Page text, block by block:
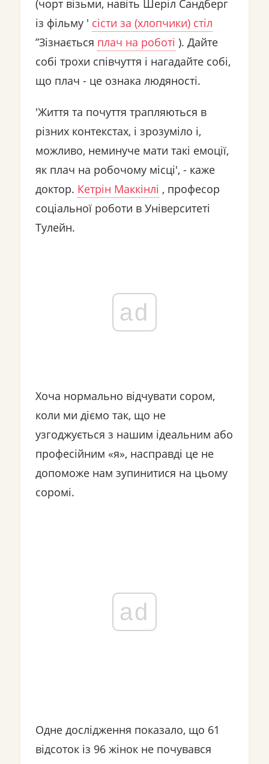
(чорт візьми, навіть Шеріл Сандберг
із фільму ' сісти за (хлопчики) стіл
”Зізнається плач на роботі ). Дайте
собі трохи співчуття і нагадайте собі,
що плач - це ознака людяності.
'Життя та почуття трапляються в
різних контекстах, і зрозуміло і,
можливо, неминуче мати такі емоції,
як плач на робочому місці', - каже
доктор. Кетрін Маккінлі , професор
соціальної роботи в Університеті
Тулейн.
ad
Хоча нормально відчувати сором,
коли ми діємо так, що не
узгоджується з нашим ідеальним або
професійним «я», насправді це не
допоможе нам зупинитися на цьому
соромі.
ad
Одне дослідження показало, що 61
відсоток із 96 жінок не почувався